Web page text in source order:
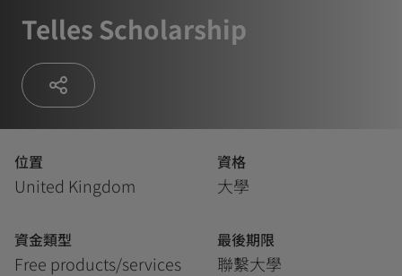
Telles Scholarship
位置
United Kingdom
資格
大學
資金類型
Free products/services
最後期限
聯繫大學